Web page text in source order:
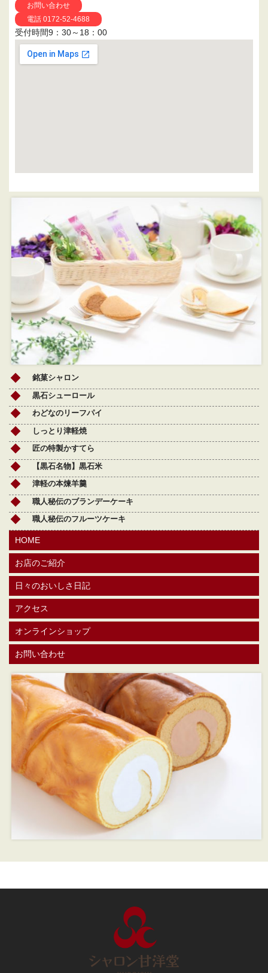
お問い合わせ
電話 0172-52-4688
受付時間9：30～18：00
銘菓シャロン
黒石シューロール
わどなのリーフパイ
しっとり津軽焼
匠の特製かすてら
【黒石名物】黒石米
津軽の本煉羊羹
職人秘伝のブランデーケーキ
職人秘伝のフルーツケーキ
HOME
お店のご紹介
日々のおいしさ日記
アクセス
オンラインショップ
お問い合わせ